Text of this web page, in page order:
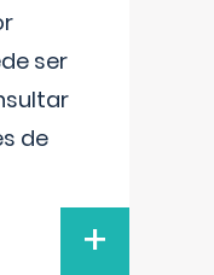
ser
de
+